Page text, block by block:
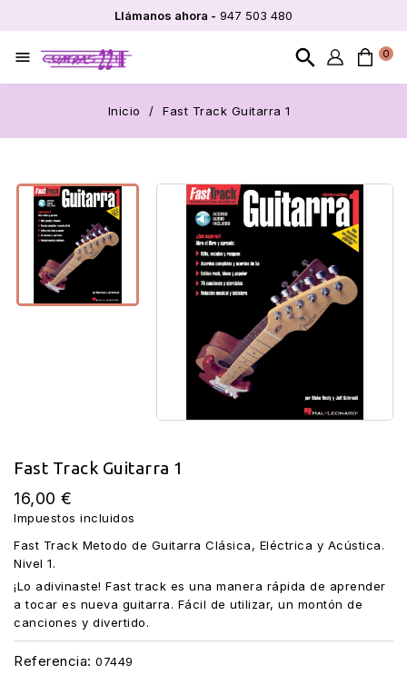
Llámanos ahora - 947 503 480
0
search

Inicio Fast Track Guitarra 1
Fast Track Guitarra 1
16,00 €
Impuestos incluidos
Fast Track Metodo de Guitarra Clásica, Eléctrica y Acústica.
Nivel 1.
¡Lo adivinaste! Fast track es una manera rápida de aprender
a tocar es nueva guitarra. Fácil de utilizar, un montón de
canciones y divertido.
Referencia: 07449